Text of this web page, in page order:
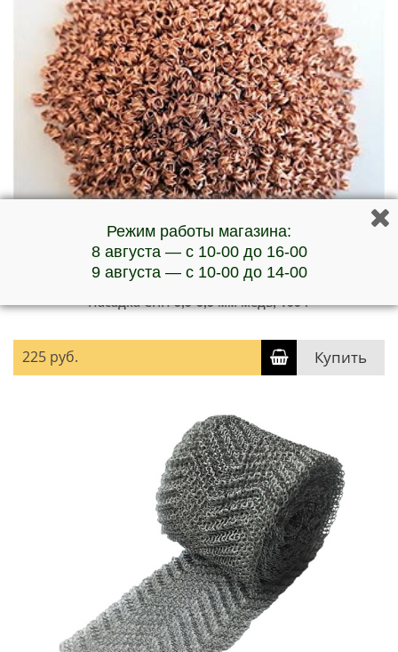
Насадка СПН 3,5*3,5 мм медь, 100 г
225 руб. Купить
Режим работы магазина:
8 августа — с 10-00 до 16-00
9 августа — с 10-00 до 14-00